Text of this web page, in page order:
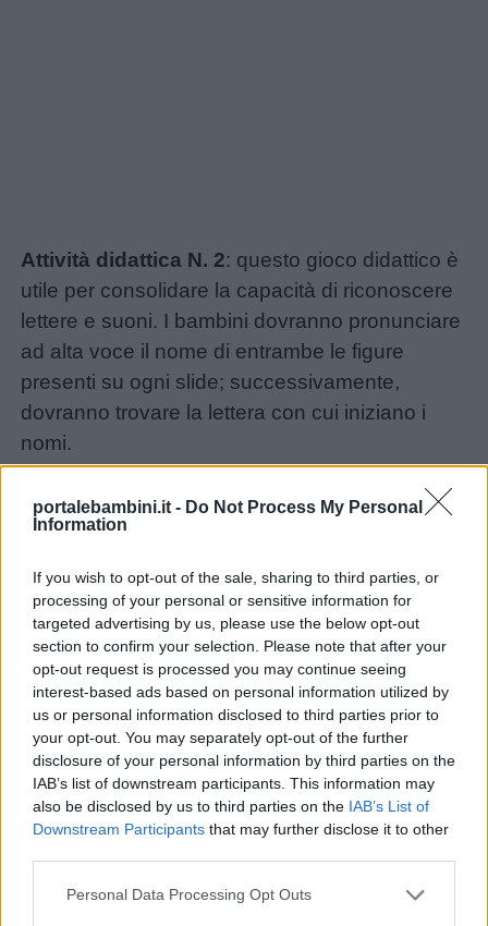
portalebambini.it - Do Not Process My Personal
Information
If you wish to opt-out of the sale, sharing to third parties, or
processing of your personal or sensitive information for
targeted advertising by us, please use the below opt-out
section to confirm your selection. Please note that after your
opt-out request is processed you may continue seeing
interest-based ads based on personal information utilized by
us or personal information disclosed to third parties prior to
your opt-out. You may separately opt-out of the further
disclosure of your personal information by third parties on the
IAB’s list of downstream participants. This information may
also be disclosed by us to third parties on the IAB’s List of
Downstream Participants that may further disclose it to other
Personal Data Processing Opt Outs
Attività didattica N. 2: questo gioco didattico è
utile per consolidare la capacità di riconoscere
lettere e suoni. I bambini dovranno pronunciare
ad alta voce il nome di entrambe le figure
presenti su ogni slide; successivamente,
dovranno trovare la lettera con cui iniziano i
nomi.